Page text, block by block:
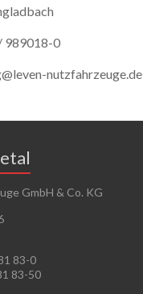
989018-0
nutzfahrzeuge.de
GmbH & Co. KG
83-0
83-50